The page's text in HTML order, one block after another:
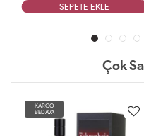
SEPETE EKLE
Çok
KARGO
BEDAVA